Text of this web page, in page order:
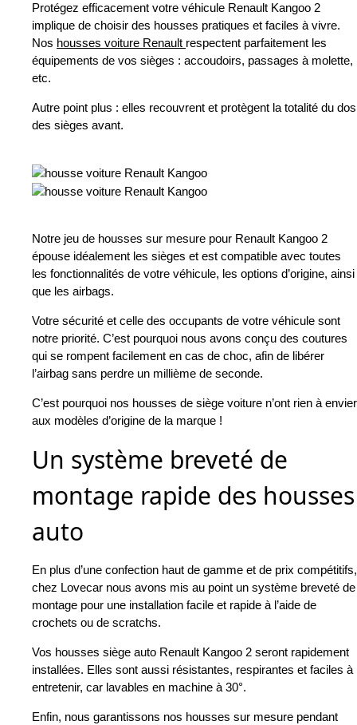
Protégez efficacement votre véhicule Renault Kangoo 2
implique de choisir des housses pratiques et faciles à vivre.
Nos housses voiture Renault respectent parfaitement les
équipements de vos sièges : accoudoirs, passages à molette,
etc.
Autre point plus : elles recouvrent et protègent la totalité du dos
des sièges avant.
Notre jeu de housses sur mesure pour Renault Kangoo 2
épouse idéalement les sièges et est compatible avec toutes
les fonctionnalités de votre véhicule, les options d’origine, ainsi
que les airbags.
Votre sécurité et celle des occupants de votre véhicule sont
notre priorité. C’est pourquoi nous avons conçu des coutures
qui se rompent facilement en cas de choc, afin de libérer
l’airbag sans perdre un millième de seconde.
C’est pourquoi nos housses de siège voiture n’ont rien à envier
aux modèles d’origine de la marque !
Un système breveté de
montage rapide des housses
auto
En plus d’une confection haut de gamme et de prix compétitifs,
chez Lovecar nous avons mis au point un système breveté de
montage pour une installation facile et rapide à l’aide de
crochets ou de scratchs.
Vos housses siège auto Renault Kangoo 2 seront rapidement
installées. Elles sont aussi résistantes, respirantes et faciles à
entretenir, car lavables en machine à 30°.
Enfin, nous garantissons nos housses sur mesure pendant